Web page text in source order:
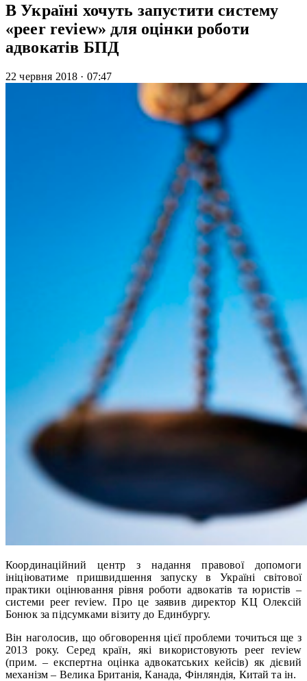
В Україні хочуть запустити систему
«peer review» для оцінки роботи
адвокатів БПД
22 червня 2018 · 07:47
Координаційний центр з надання правової допомоги
ініціюватиме пришвидшення запуску в Україні світової
практики оцінювання рівня роботи адвокатів та юристів –
системи peer review. Про це заявив директор КЦ Олексій
Бонюк за підсумками візиту до Единбургу.
Він наголосив, що обговорення цієї проблеми точиться ще з
2013 року. Серед країн, які використовують peer review
(прим. – експертна оцінка адвокатських кейсів) як дієвий
механізм – Велика Британія, Канада, Фінляндія, Китай та ін.